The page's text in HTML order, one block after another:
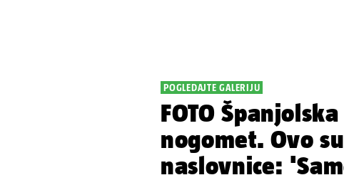
POGLEDAJTE GALERIJU
FOTO
nogomet. Ovo
naslovnice: